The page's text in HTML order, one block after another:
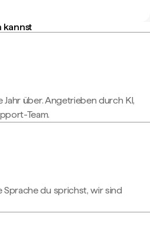
kannst
über. Angetrieben durch KI,
Team.
du sprichst, wir sind